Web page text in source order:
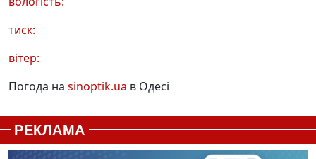
тиск:
вітер:
Погода на sinoptik.ua в Одесі
РЕКЛАМА